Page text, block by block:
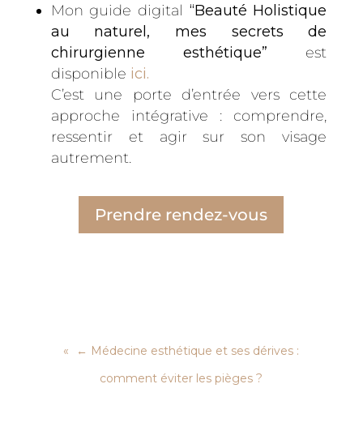
Mon guide digital “Beauté Holistique
au naturel, mes secrets de
chirurgienne esthétique” est
disponible ici.
C’est une porte d’entrée vers cette
approche intégrative : comprendre,
ressentir et agir sur son visage
autrement.
Prendre rendez-vous
← Médecine esthétique et ses dérives :
comment éviter les pièges ?